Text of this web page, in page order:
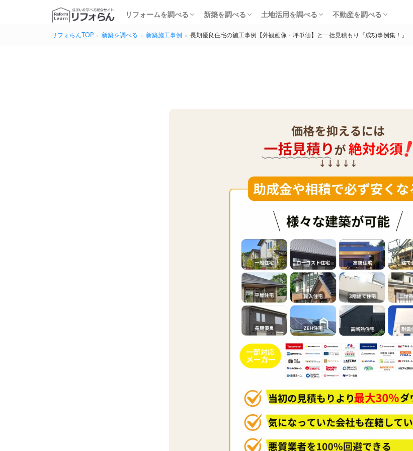
リフォームを調べる
基礎知識・費用を調べる
リフォーム会社を調べる
リフォームローンを調べる
保険・補助金を調べる
新築を調べる
基礎知識・費用を調べる
建築会社・工務店を調べる
家の解体を調べる
土地購入を調べる
住宅ローンを調べる
土地活用を調べる
基礎知識を調べる
土地活用会社を調べる
利回り・初期費用を調べる
不動産を調べる
不動産売却を調べる
不動産購入を調べる
不動産投資を調べる
リフォらんTOP 新築を調べる 新築施工事例 長期優良住宅の施工事例【外観画像・坪単価】と一括見積もり『成功事例集！』
基礎知識・費用を調べる
リフォーム会社を調べる
リフォームローンを調べる
保険・補助金を調べる 基礎知識・費用を調べる
建築会社・工務店を調べる
家の解体を調べる
土地購入を調べる
住宅ローンを調べる基礎知識を調べる
土地活用会社を調べる
利回り・初期費用を調べる不動産売却を調べる
不動産購入を調べる
不動産投資を調べる